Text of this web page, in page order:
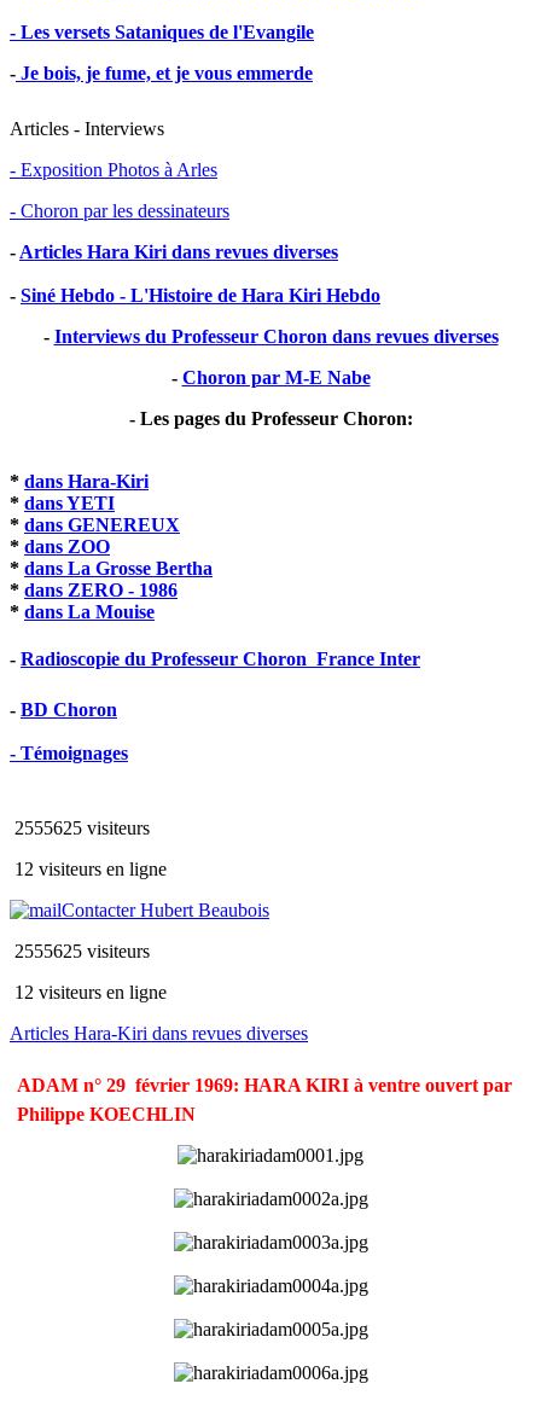
- Les versets Sataniques de l'Evangile
- Je bois, je fume, et je vous emmerde
Articles - Interviews
- Exposition Photos à Arles
- Choron par les dessinateurs
- Articles Hara Kiri dans revues diverses
- Siné Hebdo - L'Histoire de Hara Kiri Hebdo
- Interviews du Professeur Choron dans revues diverses
- Choron par M-E Nabe
- Les pages du Professeur Choron:
* dans Hara-Kiri
* dans YETI
* dans GENEREUX
* dans ZOO
* dans La Grosse Bertha
* dans ZERO - 1986
* dans La Mouise
- Radioscopie du Professeur Choron  France Inter
- BD Choron
- Témoignages
2555625 visiteurs
12 visiteurs en ligne
Contacter Hubert Beaubois
2555625 visiteurs
12 visiteurs en ligne
Articles Hara-Kiri dans revues diverses
ADAM n° 29  février 1969: HARA KIRI à ventre ouvert par
Philippe KOECHLIN